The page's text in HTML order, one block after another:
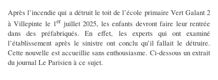
Après l’incendie qui a détruit le toit de l’école primaire Vert Galant 2
à Villepinte le 1er juillet 2025, les enfants devront faire leur rentrée
dans des préfabriqués. En effet, les experts qui ont examiné
l’établissement après le sinistre ont conclu qu’il fallait le détruire.
Cette nouvelle est accueillie sans enthousiasme. Ci-dessous un extrait
du journal Le Parisien à ce sujet.